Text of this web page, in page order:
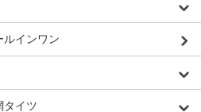
ルインワン
タイツ